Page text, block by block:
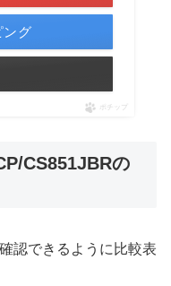
ング
ポチップ
CS851JBRの
認できるように比較表